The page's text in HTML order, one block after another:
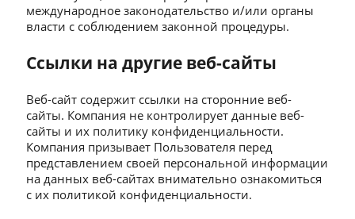
международное законодательство и/или органы
власти с соблюдением законной процедуры.
Ссылки на другие веб-сайты
Веб-сайт содержит ссылки на сторонние веб-
сайты. Компания не контролирует данные веб-
сайты и их политику конфиденциальности.
Компания призывает Пользователя перед
представлением своей персональной информации
на данных веб-сайтах внимательно ознакомиться
с их политикой конфиденциальности.